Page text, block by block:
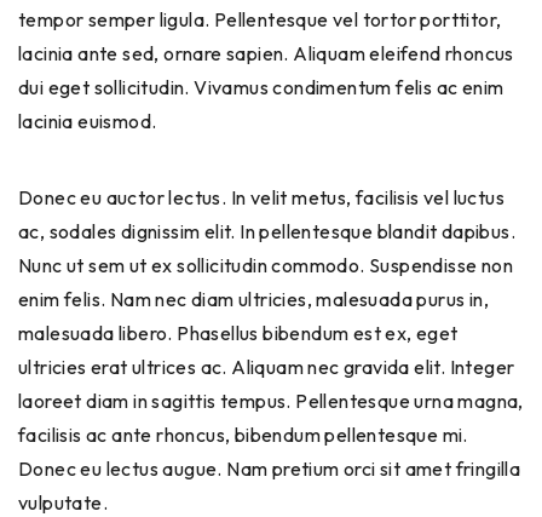
tempor semper ligula. Pellentesque vel tortor porttitor,
lacinia ante sed, ornare sapien. Aliquam eleifend rhoncus
dui eget sollicitudin. Vivamus condimentum felis ac enim
lacinia euismod.
Donec eu auctor lectus. In velit metus, facilisis vel luctus
ac, sodales dignissim elit. In pellentesque blandit dapibus.
Nunc ut sem ut ex sollicitudin commodo. Suspendisse non
enim felis. Nam nec diam ultricies, malesuada purus in,
malesuada libero. Phasellus bibendum est ex, eget
ultricies erat ultrices ac. Aliquam nec gravida elit. Integer
laoreet diam in sagittis tempus. Pellentesque urna magna,
facilisis ac ante rhoncus, bibendum pellentesque mi.
Donec eu lectus augue. Nam pretium orci sit amet fringilla
vulputate.